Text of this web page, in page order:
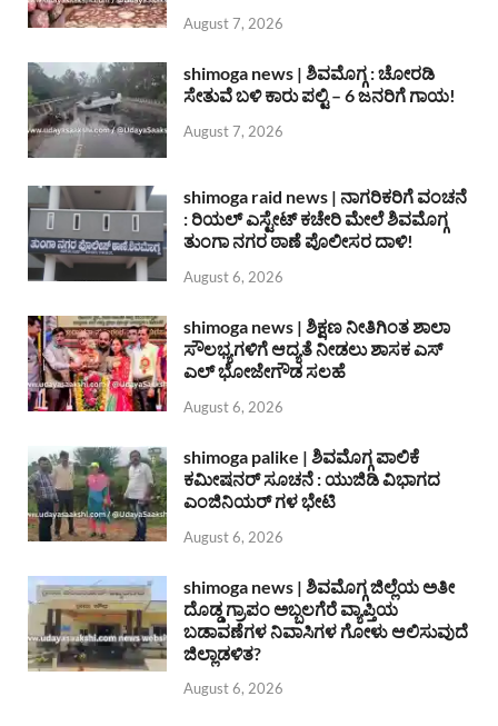
August 7, 2026
shimoga news | ಶಿವಮೊಗ್ಗ : ಚೋರಡಿ
ಸೇತುವೆ ಬಳಿ ಕಾರು ಪಲ್ಟಿ – 6 ಜನರಿಗೆ ಗಾಯ!
August 7, 2026
shimoga raid news | ನಾಗರಿಕರಿಗೆ ವಂಚನೆ
: ರಿಯಲ್ ಎಸ್ಟೇಟ್ ಕಚೇರಿ ಮೇಲೆ ಶಿವಮೊಗ್ಗ
ತುಂಗಾ ನಗರ ಠಾಣೆ ಪೊಲೀಸರ ದಾಳಿ!
August 6, 2026
shimoga news | ಶಿಕ್ಷಣ ನೀತಿಗಿಂತ ಶಾಲಾ
ಸೌಲಭ್ಯಗಳಿಗೆ ಆದ್ಯತೆ ನೀಡಲು ಶಾಸಕ ಎಸ್
ಎಲ್ ಭೋಜೇಗೌಡ ಸಲಹೆ
August 6, 2026
shimoga palike | ಶಿವಮೊಗ್ಗ ಪಾಲಿಕೆ
ಕಮೀಷನರ್ ಸೂಚನೆ : ಯುಜಿಡಿ ವಿಭಾಗದ
ಎಂಜಿನಿಯರ್ ಗಳ ಭೇಟಿ
August 6, 2026
shimoga news | ಶಿವಮೊಗ್ಗ ಜಿಲ್ಲೆಯ ಅತೀ
ದೊಡ್ಡ ಗ್ರಾಪಂ ಅಬ್ಬಲಗೆರೆ ವ್ಯಾಪ್ತಿಯ
ಬಡಾವಣೆಗಳ ನಿವಾಸಿಗಳ ಗೋಳು ಆಲಿಸುವುದೆ
ಜಿಲ್ಲಾಡಳಿತ?
August 6, 2026